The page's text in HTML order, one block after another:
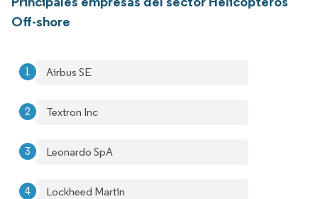
Off-shore
Airbus SE
Textron Inc
Leonardo SpA
Lockheed Martin